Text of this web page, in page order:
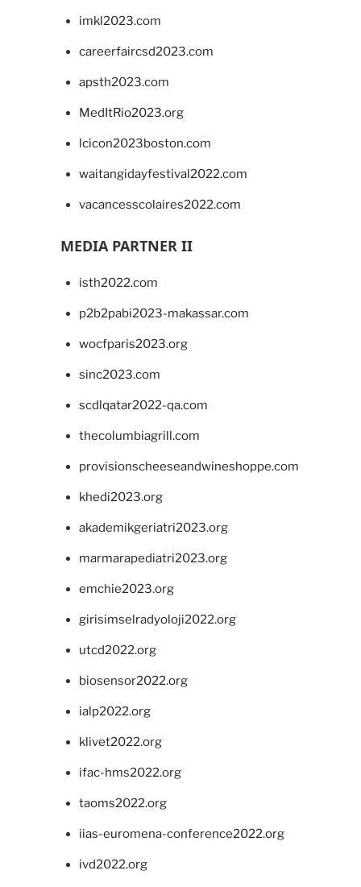
imkl2023.com
careerfaircsd2023.com
apsth2023.com
MedItRio2023.org
lcicon2023boston.com
waitangidayfestival2022.com
vacancesscolaires2022.com
MEDIA PARTNER II
isth2022.com
p2b2pabi2023-makassar.com
wocfparis2023.org
sinc2023.com
scdlqatar2022-qa.com
thecolumbiagrill.com
provisionscheeseandwineshoppe.com
khedi2023.org
akademikgeriatri2023.org
marmarapediatri2023.org
emchie2023.org
girisimselradyoloji2022.org
utcd2022.org
biosensor2022.org
ialp2022.org
klivet2022.org
ifac-hms2022.org
taoms2022.org
iias-euromena-conference2022.org
ivd2022.org